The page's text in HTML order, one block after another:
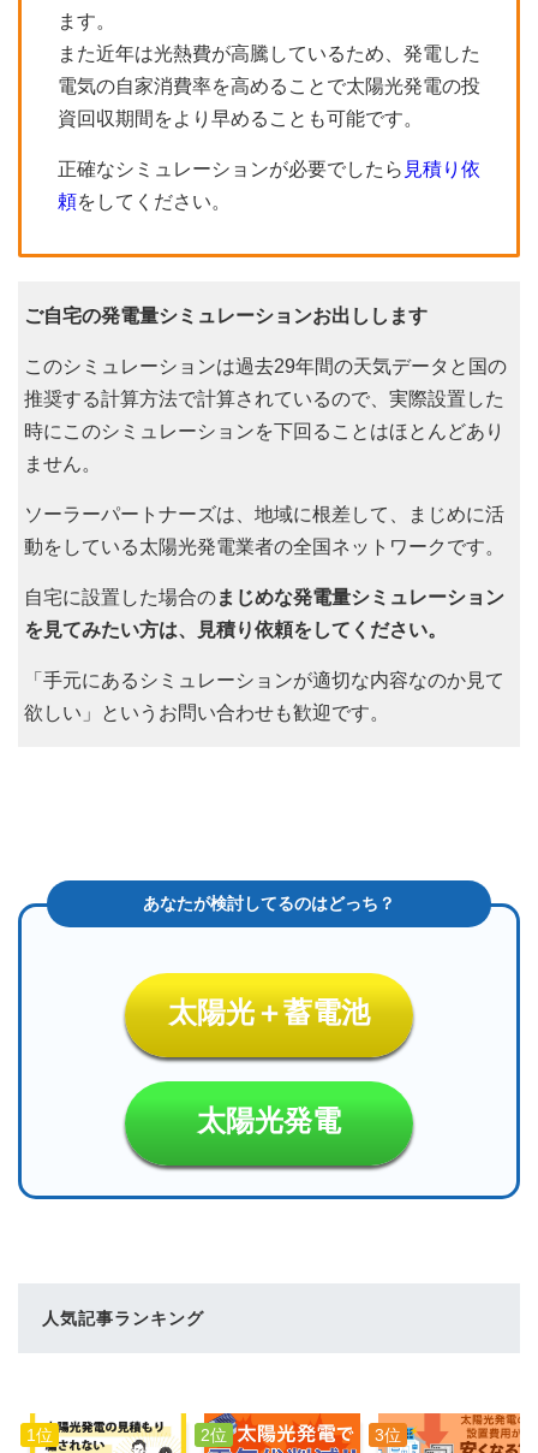
ます。
また近年は光熱費が高騰しているため、発電した
電気の自家消費率を高めることで太陽光発電の投
資回収期間をより早めることも可能です。
正確なシミュレーションが必要でしたら 見積り依
頼をしてください。
ご自宅の発電量シミュレーションお出しします
このシミュレーションは過去29年間の天気データと国の
推奨する計算方法で計算されているので、実際設置した
時にこのシミュレーションを下回ることはほとんどあり
ません。
ソーラーパートナーズは、地域に根差して、まじめに活
動をしている太陽光発電業者の全国ネットワークです。
自宅に設置した場合のまじめな発電量シミュレーション
を見てみたい方は、見積り依頼をしてください。
「手元にあるシミュレーションが適切な内容なのか見て
欲しい」というお問い合わせも歓迎です。
太陽光＋蓄電池
太陽光発電
人気記事ランキング
1位 2位 3位